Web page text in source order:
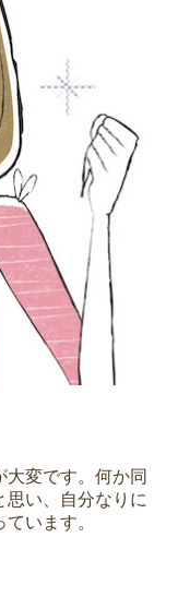
変です。何か同
思い、自分なりに
います。